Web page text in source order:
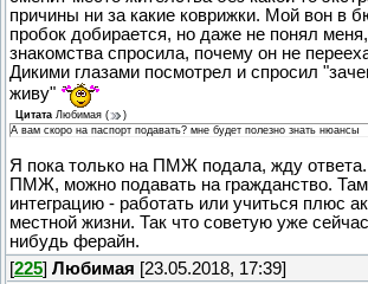
причины ни за какие коврижки. Мой вон в
пробок добирается, но даже не понял меня,
знакомства спросила, почему он не
Дикими глазами посмотрел и спросил
живу"
Цитата Любимая (
)
А вам скоро на паспорт подавать? мне будет полезно знать нюансы
Я пока только на ПМЖ подала, жду
ПМЖ, можно подавать на гражданство.
интеграцию - работать или учиться плюс
местной жизни. Так что советую уже
нибудь ферайн.
[225] Любимая [23.05.2018, 17:39]